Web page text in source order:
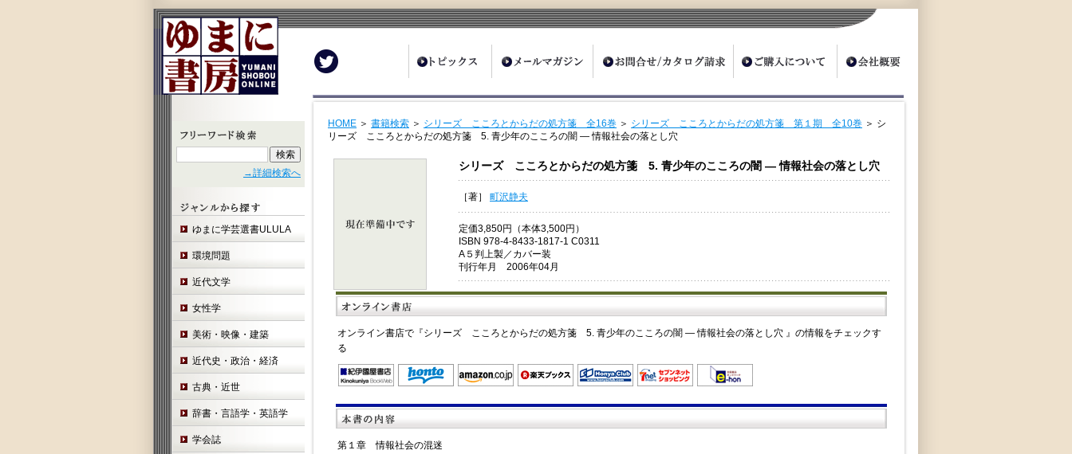
→詳細検索へ
ゆまに学芸選書ULULA
環境問題
近代文学
女性学
美術・映像・建築
近代史・政治・経済
古典・近世
辞書・言語学・英語学
学会誌
HOME ＞ 書籍検索 ＞ シリーズ こころとからだの処方箋 全16巻 ＞ シリーズ こころとからだの処方箋 第１期 全10巻 ＞ シ
リーズ こころとからだの処方箋 5. 青少年のこころの闇 ― 情報社会の落とし穴
シリーズ こころとからだの処方箋 5. 青少年のこころの闇 ― 情報社会の落とし穴
［著］ 町沢静夫
定価3,850円（本体3,500円）
ISBN 978-4-8433-1817-1 C0311
A５判上製／カバー装
刊行年月 2006年04月
オンライン書店で『シリーズ こころとからだの処方箋 5. 青少年のこころの闇 ― 情報社会の落とし穴 』の情報をチェックす
る
第１章 情報社会の混迷